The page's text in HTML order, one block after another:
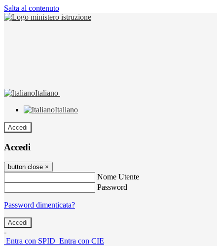
Salta al contenuto
Italiano
Italiano
Accedi
Accedi
button close ×
Nome Utente
Password
Password dimenticata?
-
Entra con SPID Entra con CIE